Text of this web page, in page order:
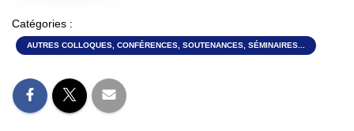
Catégories :
AUTRES COLLOQUES, CONFÉRENCES, SOUTENANCES, SÉMINAIRES...